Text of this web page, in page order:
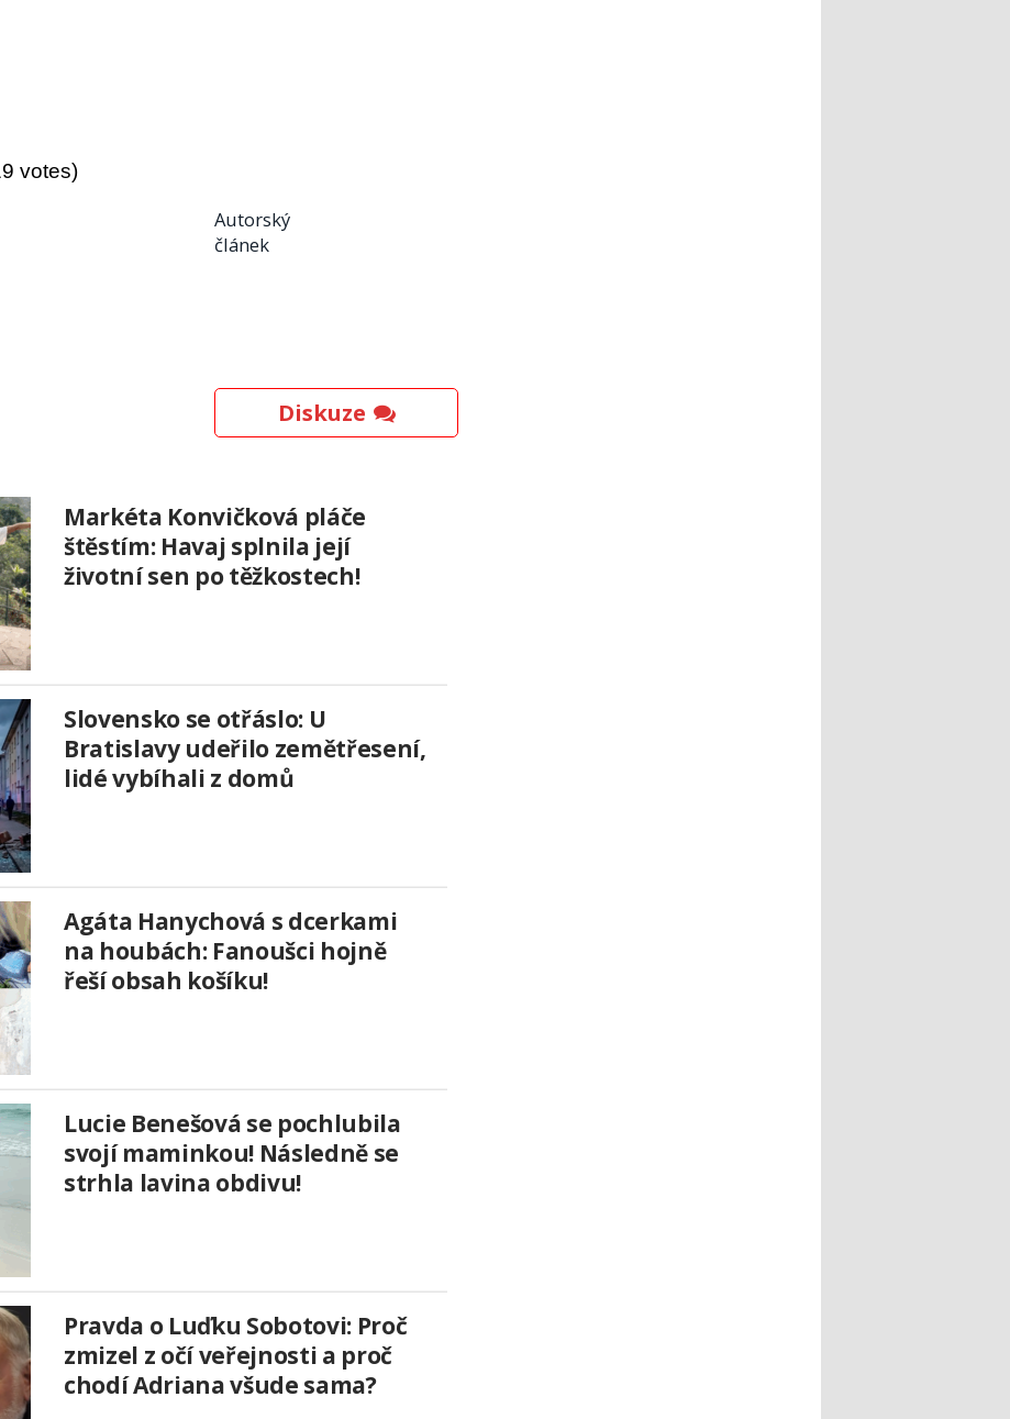
votes)
Autorský
článek
Diskuze
Markéta Konvičková pláče
štěstím: Havaj splnila její
životní sen po těžkostech!
Slovensko se otřáslo: U
Bratislavy udeřilo zemětřesení,
lidé vybíhali z domů
Agáta Hanychová s dcerkami
na houbách: Fanoušci hojně
řeší obsah košíku!
Lucie Benešová se pochlubila
svojí maminkou! Následně se
strhla lavina obdivu!
Pravda o Luďku Sobotovi: Proč
zmizel z očí veřejnosti a proč
chodí Adriana všude sama?